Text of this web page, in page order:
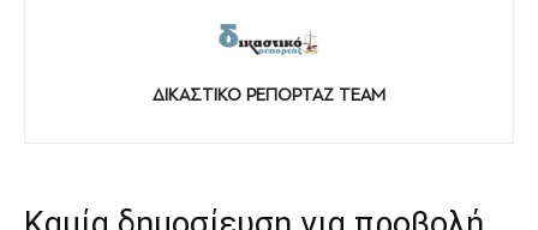
ΔΙΚΑΣΤΙΚΟ ΡΕΠΟΡΤΑΖ TEAM